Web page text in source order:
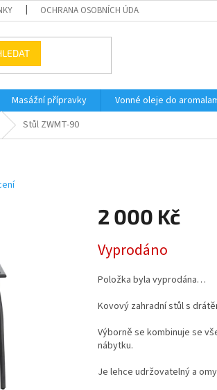
OCHRANA OSOBNÍCH ÚDAJŮ
Masážní přípravky Vonné oleje do
Stůl ZWMT-90
2 000 Kč
cena:
Vyprodáno
Položka byla vyprodána…
Kovový zahradní stůl s
Výborně se kombinuje se
nábytku.
Je lehce udržovatelný a